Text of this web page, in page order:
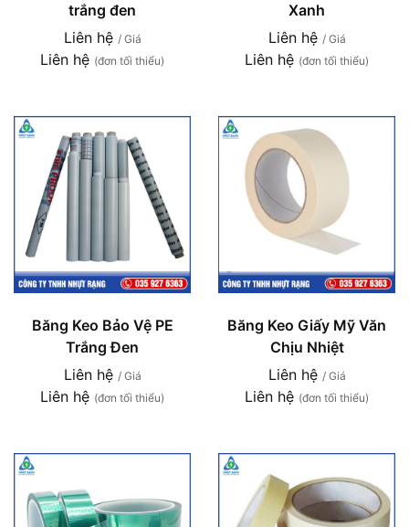
trắng đen
Liên hệ / Giá
Liên hệ (đơn tối thiểu)
Xanh
Liên hệ / Giá
Liên hệ (đơn tối thiểu)
Băng Keo Bảo Vệ PE
Trắng Đen
Liên hệ / Giá
Liên hệ (đơn tối thiểu)
Băng Keo Giấy Mỹ Văn
Chịu Nhiệt
Liên hệ / Giá
Liên hệ (đơn tối thiểu)